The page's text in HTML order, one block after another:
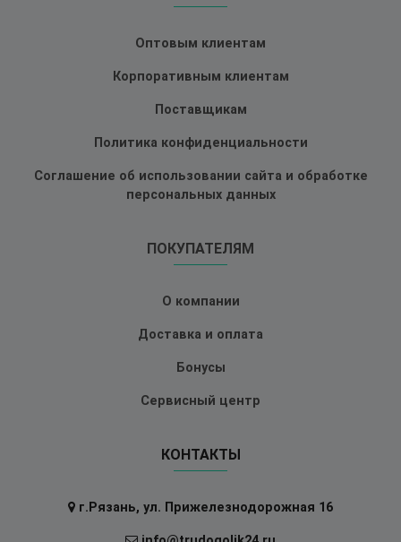
Оптовым клиентам
Корпоративным клиентам
Поставщикам
Политика конфиденциальности
Соглашение об использовании сайта и обработке
персональных данных
ПОКУПАТЕЛЯМ
О компании
Доставка и оплата
Бонусы
Сервисный центр
КОНТАКТЫ
г.Рязань, ул. Прижелезнодорожная 16